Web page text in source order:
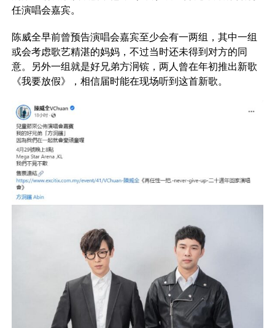
任演唱会嘉宾。
陈威全早前曾预告演唱会嘉宾至少会有一两组，其中一组
或会考虑歌艺精湛的妈妈，不过当时还未得到对方的同
意。另外一组就是好兄弟方泂镔，两人曾在年初推出新歌
《我要放假》，相信届时能在现场听到这首新歌。